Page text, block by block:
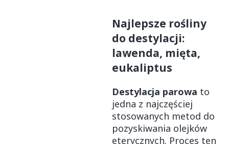
Najlepsze rośliny
do destylacji:
lawenda, mięta,
eukaliptus
Destylacja parowa to
jedna z najczęściej
stosowanych metod do
pozyskiwania olejków
eterycznych. Proces ten